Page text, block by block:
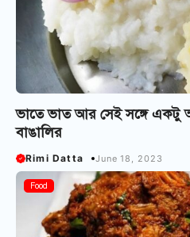
ভাতে ভাত আর সেই সঙ্গে একটু
বাঙালির
Rimi Datta June 18, 2023
Food